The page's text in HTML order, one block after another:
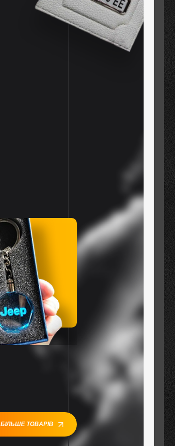
БІЛЬШЕ ТОВАРІВ